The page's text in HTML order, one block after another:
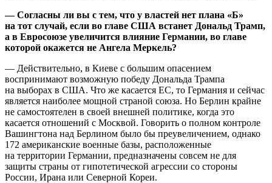
— Согласны ли вы с тем, что у властей нет плана «Б»
на тот случай, если во главе США встанет Дональд Трамп,
а в Евросоюзе увеличится влияние Германии, во главе
которой окажется не Ангела Меркель?
— Действительно, в Киеве с большим опасением
воспринимают возможную победу Дональда Трампа
на выборах в США. Что же касается ЕС, то Германия и сейчас
является наиболее мощной страной союза. Но Берлин крайне
не самостоятелен в своей внешней политике, когда это
касается отношений с Москвой. Говорить о полном контроле
Вашингтона над Берлином было бы преувеличением, однако
172 американские военные базы, расположенные
на территории Германии, предназначены совсем не для
защиты страны от гипотетической агрессии со стороны
России, Ирана или Северной Кореи.